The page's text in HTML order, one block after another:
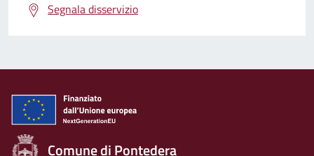
Segnala disservizio
Comune di Pontedera